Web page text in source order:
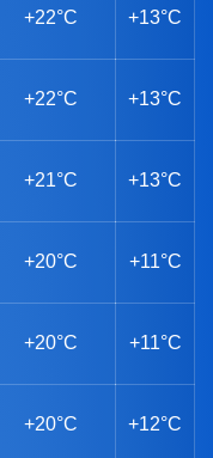
+22°C +13°C
+22°C +13°C
+21°C +13°C
+20°C +11°C
+20°C +11°C
+20°C +12°C